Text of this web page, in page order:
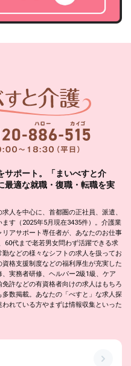
サポート。「まいべすと介
最適な就職・復職・転職を実
人を中心に、首都圏の正社員、派遣、
す（2025年5月現在3435件）。介護業
アサポート専任者が、あなたのお仕事
60代まで老若男女問わず活躍できる求
などの様々なシフトの求人を扱ってお
格支援制度などの福利厚生が充実した
実務者研修、ヘルパー2級1級、ケア
許などの有資格者向けの求人はもちろ
数掲載。あなたの「べすと」な求人探
れている方やまずは情報収集といった